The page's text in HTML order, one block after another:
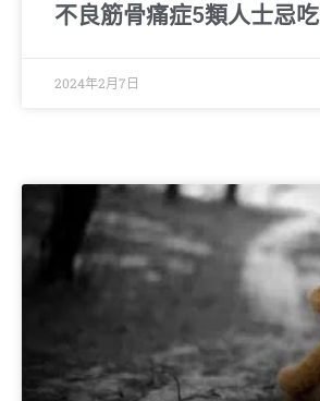
不良筋骨痛症5類人士忌吃
2024年2月7日